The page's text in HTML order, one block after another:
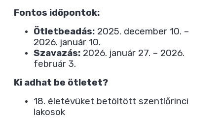
Fontos időpontok:
Ötletbeadás: 2025. december 10. –
2026. január 10.
Szavazás: 2026. január 27. – 2026.
február 3.
Ki adhat be ötletet?
18. életévüket betöltött szentlőrinci
lakosok